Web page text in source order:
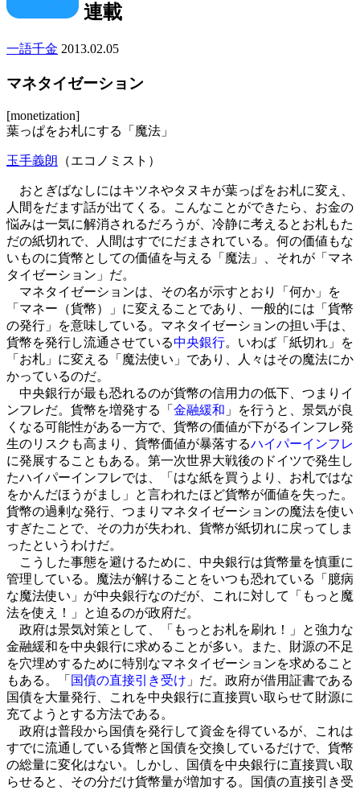
連載
一語千金 2013.02.05
マネタイゼーション
[monetization]
葉っぱをお札にする「魔法」
玉手義朗 （エコノミスト）
おとぎばなしにはキツネやタヌキが葉っぱをお札に変え、
人間をだます話が出てくる。こんなことができたら、お金の
悩みは一気に解消されるだろうが、冷静に考えるとお札もた
だの紙切れで、人間はすでにだまされている。何の価値もな
いものに貨幣としての価値を与える「魔法」、それが「マネ
タイゼーション」だ。
マネタイゼーションは、その名が示すとおり「何か」を
「マネー（貨幣）」に変えることであり、一般的には「貨幣
の発行」を意味している。マネタイゼーションの担い手は、
貨幣を発行し流通させている中央銀行。いわば「紙切れ」を
「お札」に変える「魔法使い」であり、人々はその魔法にか
かっているのだ。
中央銀行が最も恐れるのが貨幣の信用力の低下、つまりイ
ンフレだ。貨幣を増発する「 金融緩和 」を行うと、景気が良
くなる可能性がある一方で、貨幣の価値が下がるインフレ発
生のリスクも高まり、貨幣価値が暴落するハイパーインフレ
に発展することもある。第一次世界大戦後のドイツで発生し
たハイパーインフレでは、「はな紙を買うより、お札ではな
をかんだほうがまし」と言われたほど貨幣が価値を失った。
貨幣の過剰な発行、つまりマネタイゼーションの魔法を使い
すぎたことで、その力が失われ、貨幣が紙切れに戻ってしま
ったというわけだ。
こうした事態を避けるために、中央銀行は貨幣量を慎重に
管理している。魔法が解けることをいつも恐れている「臆病
な魔法使い」が中央銀行なのだが、これに対して「もっと魔
法を使え！」と迫るのが政府だ。
政府は景気対策として、「もっとお札を刷れ！」と強力な
金融緩和を中央銀行に求めることが多い。また、財源の不足
を穴埋めするために特別なマネタイゼーションを求めること
もある。「 国債の直接引き受け 」だ。政府が借用証書である
国債を大量発行、これを中央銀行に直接買い取らせて財源に
充てようとする方法である。
政府は普段から国債を発行して資金を得ているが、これは
すでに流通している貨幣と国債を交換しているだけで、貨幣
の総量に変化はない。しかし、国債を中央銀行に直接買い取
らせると、その分だけ貨幣量が増加する。国債の直接引き受